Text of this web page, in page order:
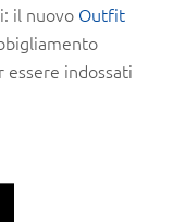
il nuovo Outfit
indossati